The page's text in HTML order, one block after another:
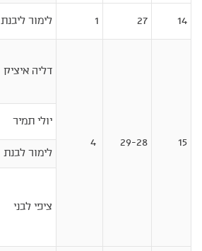
14
27
1 לימור ליבנת
15
29-28
דליה איציק
יולי תמיר
לימור לבנת
ציפי לבני